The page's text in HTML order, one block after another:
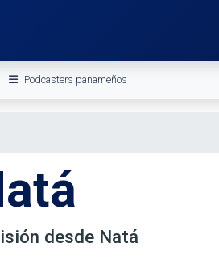
Podcasters panameños
desde Natá